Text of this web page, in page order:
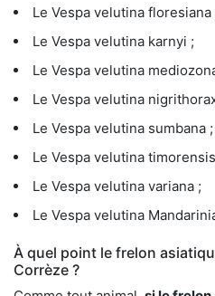
Le Vespa velutina floresiana
Le Vespa velutina karnyi ;
Le Vespa velutina
Le Vespa velutina
Le Vespa velutina sumbana ;
Le Vespa velutina
Le Vespa velutina variana ;
Le Vespa velutina
À quel point le frelon
Corrèze ?